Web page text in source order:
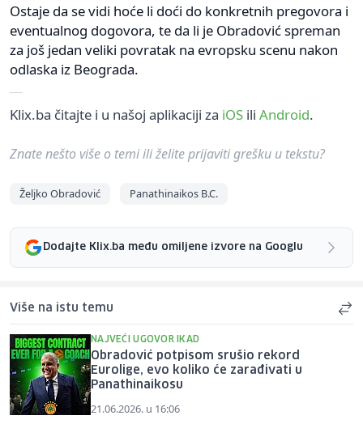
Ostaje da se vidi hoće li doći do konkretnih pregovora i
eventualnog dogovora, te da li je Obradović spreman
za još jedan veliki povratak na evropsku scenu nakon
odlaska iz Beograda.
Klix.ba čitajte i u našoj aplikaciji za iOS ili Android.
Znate nešto više o temi ili želite prijaviti grešku u tekstu?
Željko Obradović Panathinaikos B.C.
Dodajte Klix.ba među omiljene izvore na Googlu
Više na istu temu
NAJVEĆI UGOVOR IKAD
Obradović potpisom srušio rekord
Eurolige, evo koliko će zarađivati u
Panathinaikosu
21.06.2026. u 16:06